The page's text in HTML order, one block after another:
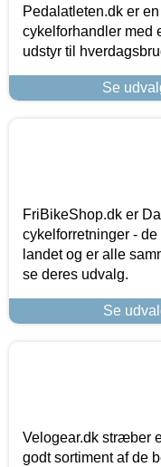
Pedalatleten.dk er
cykelforhandler med
udstyr til
Se
FriBikeShop.dk er
cykelforretninger -
landet og er alle
se deres udvalg.
Se
Velogear.dk stræber
godt sortiment af de